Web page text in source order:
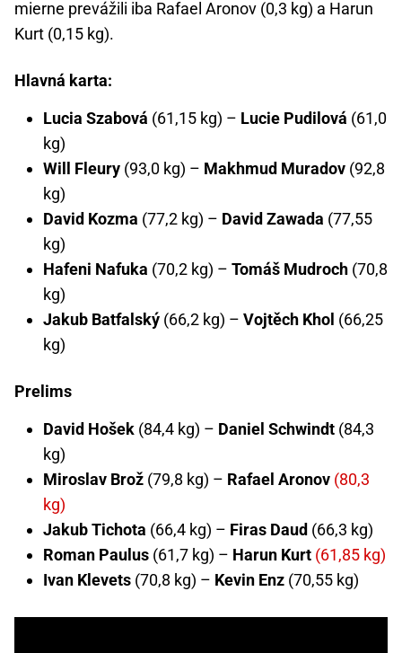
mierne prevážili iba Rafael Aronov (0,3 kg) a Harun
Kurt (0,15 kg).
Hlavná karta:
Lucia Szabová (61,15 kg) – Lucie Pudilová (61,0
kg)
Will Fleury (93,0 kg) – Makhmud Muradov (92,8
kg)
David Kozma (77,2 kg) – David Zawada (77,55
kg)
Hafeni Nafuka (70,2 kg) – Tomáš Mudroch (70,8
kg)
Jakub Batfalský (66,2 kg) – Vojtěch Khol (66,25
kg)
Prelims
David Hošek (84,4 kg) – Daniel Schwindt (84,3
kg)
Miroslav Brož (79,8 kg) – Rafael Aronov (80,3
kg)
Jakub Tichota (66,4 kg) – Firas Daud (66,3 kg)
Roman Paulus (61,7 kg) – Harun Kurt (61,85 kg)
Ivan Klevets (70,8 kg) – Kevin Enz (70,55 kg)